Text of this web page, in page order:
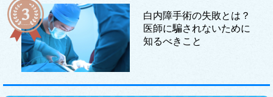
白内障手術の失敗とは？
医師に騙されないために
知るべきこと